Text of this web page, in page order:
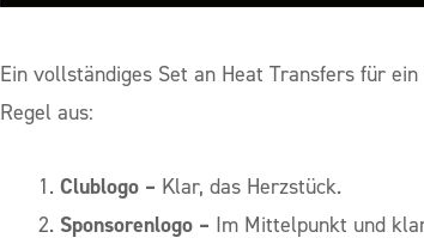
Ein vollständiges Set an Heat Transfers für
Regel aus:
Clublogo – Klar, das Herzstück.
Sponsorenlogo – Im Mittelpunkt und